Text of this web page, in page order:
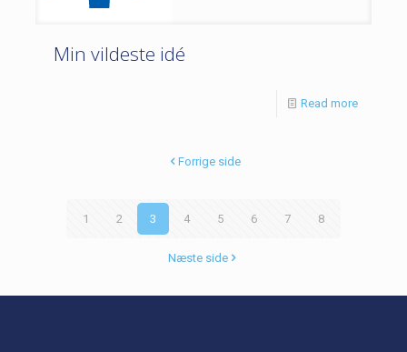
Min vildeste idé
Read more
Forrige side
1 2 3 4 5 6 7 8
Næste side